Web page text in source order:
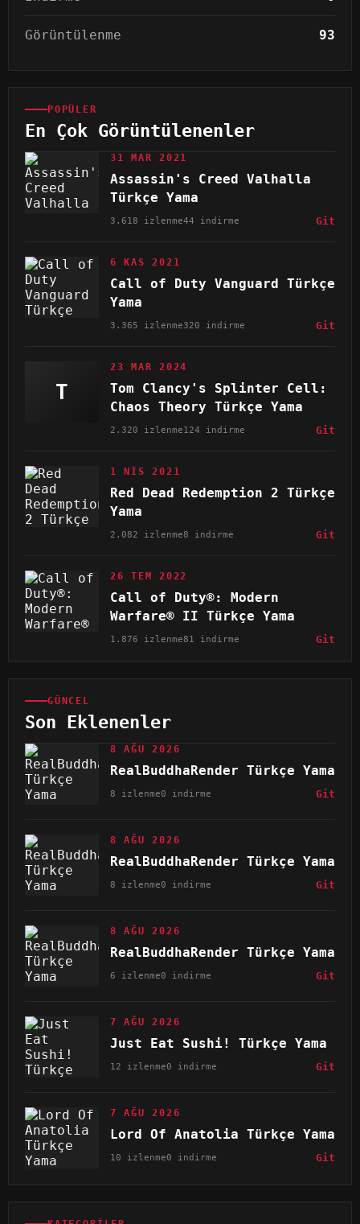
Görüntülenme 93
POPÜLER
En Çok Görüntülenenler
31 MAR 2021
Assassin's Creed Valhalla
Türkçe Yama
3.618 izlenme44 indirme Git
6 KAS 2021
Call of Duty Vanguard Türkçe
Yama
3.365 izlenme320 indirme Git
T
23 MAR 2024
Tom Clancy's Splinter Cell:
Chaos Theory Türkçe Yama
2.320 izlenme124 indirme Git
1 NIS 2021
Red Dead Redemption 2 Türkçe
Yama
2.082 izlenme8 indirme Git
26 TEM 2022
Call of Duty®: Modern
Warfare® II Türkçe Yama
1.876 izlenme81 indirme Git
GÜNCEL
Son Eklenenler
8 AĞU 2026
RealBuddhaRender Türkçe Yama
8 izlenme0 indirme Git
8 AĞU 2026
RealBuddhaRender Türkçe Yama
8 izlenme0 indirme Git
8 AĞU 2026
RealBuddhaRender Türkçe Yama
6 izlenme0 indirme Git
7 AĞU 2026
Just Eat Sushi! Türkçe Yama
12 izlenme0 indirme Git
7 AĞU 2026
Lord Of Anatolia Türkçe Yama
10 izlenme0 indirme Git